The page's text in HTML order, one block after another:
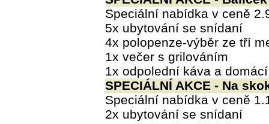
Speciální nabídka v ceně
5x ubytování se snídaní
4x polopenze-výběr ze tří
1x večer s grilováním
1x odpolední káva a
SPECIÁLNÍ AKCE - Na
Speciální nabídka v ceně
2x ubytování se snídaní